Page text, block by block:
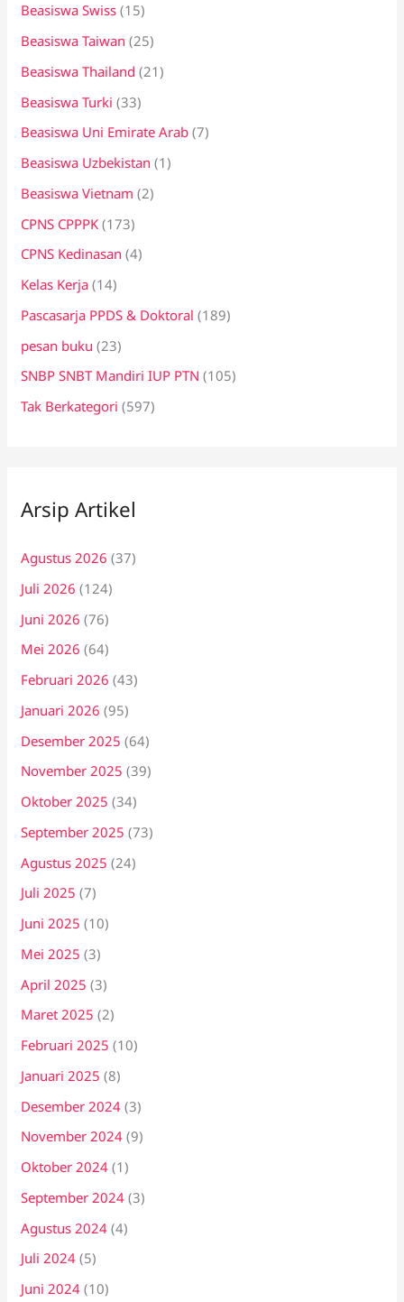
Beasiswa Swiss (15)
Beasiswa Taiwan (25)
Beasiswa Thailand (21)
Beasiswa Turki (33)
Beasiswa Uni Emirate Arab (7)
Beasiswa Uzbekistan (1)
Beasiswa Vietnam (2)
CPNS CPPPK (173)
CPNS Kedinasan (4)
Kelas Kerja (14)
Pascasarja PPDS & Doktoral (189)
pesan buku (23)
SNBP SNBT Mandiri IUP PTN (105)
Tak Berkategori (597)
Arsip Artikel
Agustus 2026 (37)
Juli 2026 (124)
Juni 2026 (76)
Mei 2026 (64)
Februari 2026 (43)
Januari 2026 (95)
Desember 2025 (64)
November 2025 (39)
Oktober 2025 (34)
September 2025 (73)
Agustus 2025 (24)
Juli 2025 (7)
Juni 2025 (10)
Mei 2025 (3)
April 2025 (3)
Maret 2025 (2)
Februari 2025 (10)
Januari 2025 (8)
Desember 2024 (3)
November 2024 (9)
Oktober 2024 (1)
September 2024 (3)
Agustus 2024 (4)
Juli 2024 (5)
Juni 2024 (10)